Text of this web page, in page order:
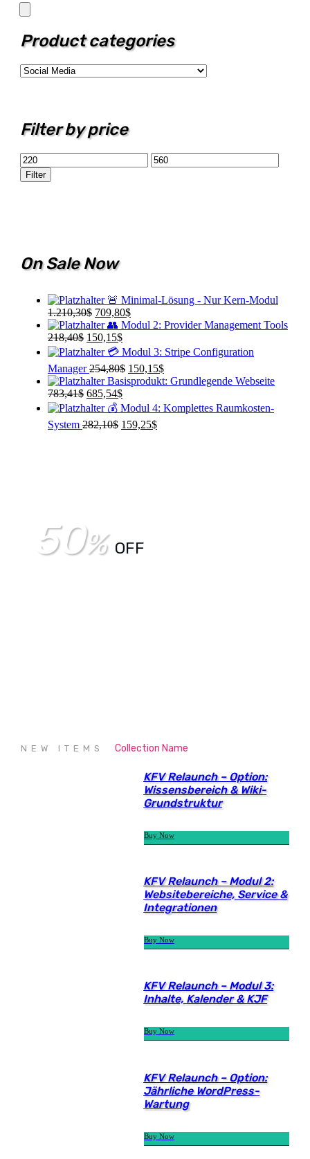
Product categories
Filter by price
Min.
Preis
Max.
Preis
Filter
On Sale Now
🚨 Minimal-Lösung - Nur Kern-Modul
1.210,30$ Ursprünglicher
Preis
war:
1.210,30$
709,80$Aktueller
Preis
709,80$.
👥 Modul 2: Provider Management Tools
218,40$ Ursprünglicher
Preis
218,40$
150,15$Aktueller
Preis
ist:
150,15$.
💳 Modul 3: Stripe Configuration
Manager 254,80$ Ursprünglicher
Preis
254,80$
150,15$Aktueller
Preis
150,15$.
Basisprodukt: Grundlegende Webseite
783,41$ Ursprünglicher
Preis
783,41$
685,54$Aktueller
Preis
685,54$.
💰 Modul 4: Komplettes Raumkosten-
System 282,10$ Ursprünglicher
159,25$Aktueller
50% OFF
NEW ITEMS Collection Name
KFV Relaunch – Option:
Wissensbereich & Wiki-
Grundstruktur
Buy Now
KFV Relaunch – Modul 2:
Websitebereiche, Service &
Integrationen
Buy Now
KFV Relaunch – Modul 3:
Inhalte, Kalender & KJF
Buy Now
KFV Relaunch – Option:
Jährliche WordPress-
Wartung
Buy Now